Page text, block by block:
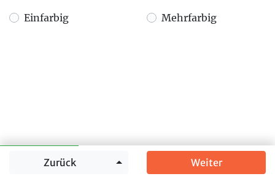
Zurück Springe zu Weiter
Einfarbig
Mehrfarbig